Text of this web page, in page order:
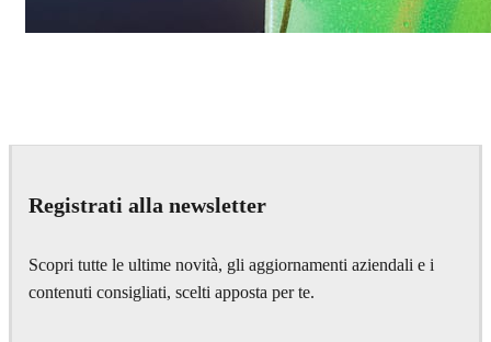
Registrati alla newsletter
Scopri tutte le ultime novità, gli aggiornamenti aziendali e i
contenuti consigliati, scelti apposta per te.